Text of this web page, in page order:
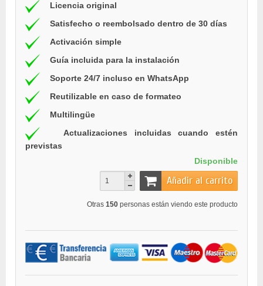
Licencia original
Satisfecho o reembolsado dentro de 30 días
Activación simple
Guía incluida para la instalación
Soporte 24/7 incluso en WhatsApp
Reutilizable en caso de formateo
Multilingüe
Actualizaciones incluidas cuando estén
previstas
Disponible
Añadir al carrito
Otras 150 personas están viendo este producto